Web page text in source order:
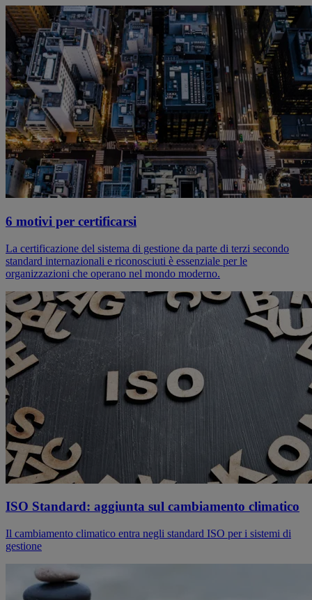
6 motivi per certificarsi
La certificazione del sistema di gestione da parte di terzi secondo
standard internazionali e riconosciuti è essenziale per le
organizzazioni che operano nel mondo moderno.
ISO Standard: aggiunta sul cambiamento climatico
Il cambiamento climatico entra negli standard ISO per i sistemi di
gestione